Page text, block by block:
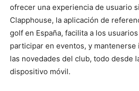
ofrecer una experiencia de usuario
Clapphouse, la aplicación de
golf en España, facilita a los
participar en eventos, y mantenerse
las novedades del club, todo desde
dispositivo móvil.